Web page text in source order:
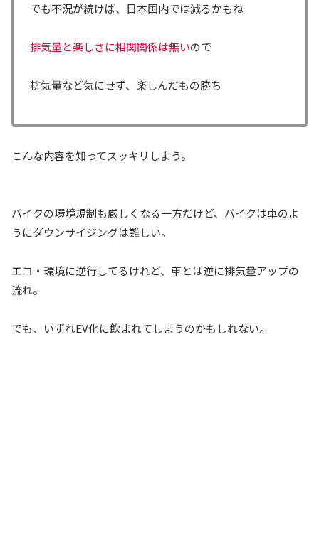
でも不況が続けば、日本国内では減るかもね
排気量と楽しさに相関関係は無いので
排気量など気にせず、楽しんだもの勝ち
こんな内容を知ってスッキリしよう。
バイクの環境規制も厳しくなる一方だけど、バイクは車のよ
うにダウンサイジングは難しい。
エコ・環境に逆行してるけれど、車とは逆に排気量アップの
流れ。
でも、いずれEV化に飲まれてしまうのかもしれない。